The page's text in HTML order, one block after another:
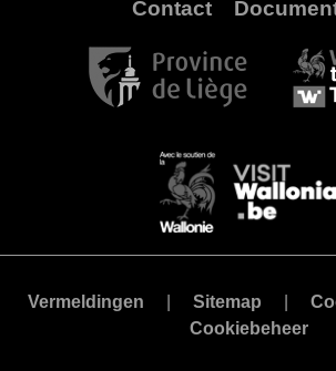
Contact
Vermeldingen Sitemap
Cookiebeheer